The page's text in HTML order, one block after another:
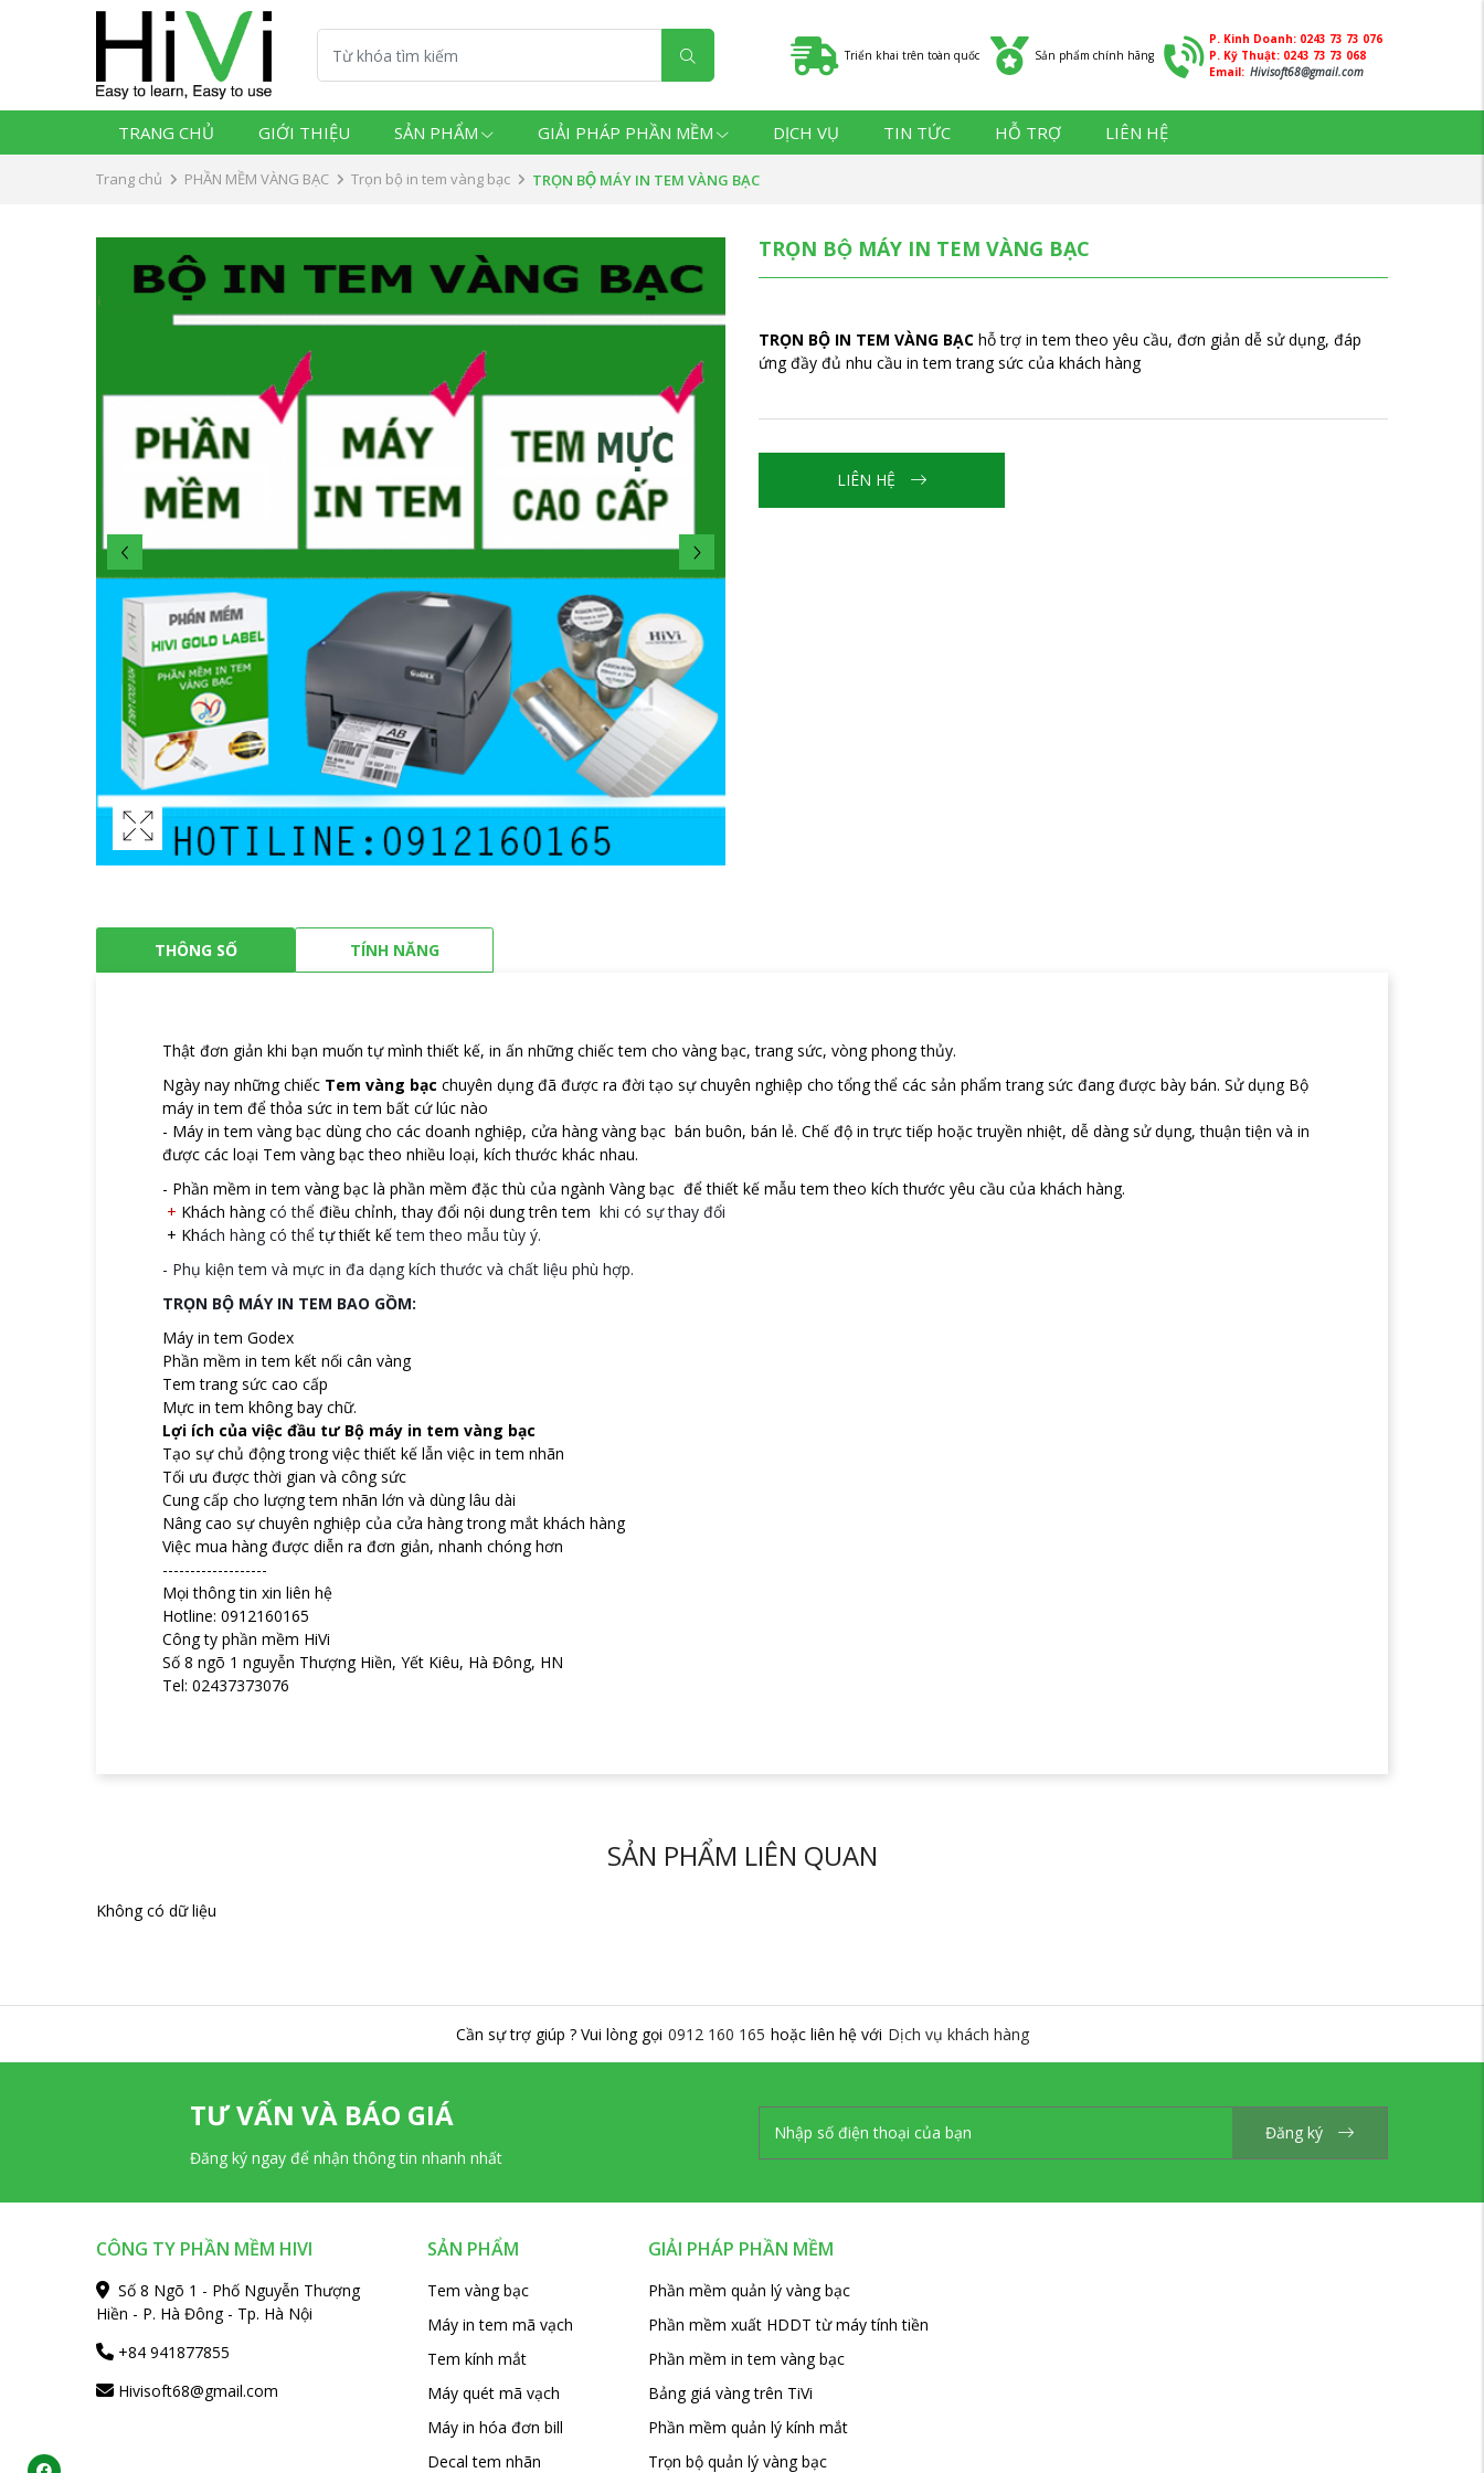
Triển khai trên toàn quốc Sản phẩm chính hãng
P. Kinh Doanh: 0243 73 73 076
P. Kỹ Thuật: 0243 73 73 068
Email: Hivisoft68@gmail.com
TRANG CHỦ GIỚI THIỆU SẢN PHẨM GIẢI PHÁP PHẦN MỀM DỊCH VỤ TIN TỨC HỖ TRỢ LIÊN HỆ
Trang chủ PHẦN MỀM VÀNG BẠC Trọn bộ in tem vàng bạc TRỌN BỘ MÁY IN TEM VÀNG BẠC
TRỌN BỘ MÁY IN TEM VÀNG BẠC
TRỌN BỘ IN TEM VÀNG BẠC hỗ trợ in tem theo yêu cầu, đơn giản dễ sử dụng, đáp
ứng đầy đủ nhu cầu in tem trang sức của khách hàng
LIÊN HỆ
THÔNG SỐ TÍNH NĂNG
Thật đơn giản khi bạn muốntự mình thiết kế, in ấn những chiếc tem cho vàng bạc, trang sức, vòng phong thủy.
Ngày nay những chiếc Tem vàng bạc chuyên dụng đã được ra đời tạo sự chuyên nghiệp cho tổng thể các sản phẩm trang sức đang được bày bán. Sử dụng Bộ
máy in tem để thỏa sức in tem bất cứ lúc nào
- Máy in tem vàng bạc dùng cho các doanh nghiệp, cửa hàng vàng bạc bán buôn, bán lẻ. Chế độ in trực tiếp hoặc truyền nhiệt, dễ dàngsử dụng, thuận tiện và in
được các loại Tem vàngbạctheo nhiều loại, kích thước khác nhau.
- Phần mềm in tem vàng bạc là phần mềm đặc thù của ngành Vàng bạc đểthiết kế mẫu tem theo kích thước yêu cầu của khách hàng.
+ Khách hàngcó thể điều chỉnh, thay đổi nội dung trên tem khi có sự thay đổi
+ Khách hàng có thểtự thiết kếtem theo mẫu tùy ý.
- Phụ kiện tem và mực in đa dạng kích thước và chất liệu phù hợp.
TRỌN BỘ MÁY IN TEM BAO GỒM:
Máy in tem Godex
Phần mềm in tem kết nối cân vàng
Tem trang sức cao cấp
Mực in tem không bay chữ.
Lợi ích của việc đầu tư Bộ máy in tem vàng bạc
Tạo sự chủ động trong việc thiết kế lẫn việc in tem nhãn
Tối ưu được thời gian và công sức
Cung cấp cho lượng tem nhãn lớn và dùng lâu dài
Nâng cao sự chuyên nghiệp của cửa hàng trong mắt khách hàng
Việc mua hàng được diễn ra đơn giản, nhanh chóng hơn
-------------------
Mọi thông tin xin liên hệ
Hotline: 0912160165
Công ty phần mềm HiVi
Số 8 ngõ 1 nguyễn Thượng Hiền, Yết Kiêu, Hà Đông, HN
Tel: 02437373076
SẢN PHẨM LIÊN QUAN
Không có dữ liệu
Cần sự trợ giúp ? Vui lòng gọi 0912 160 165 hoặc liên hệ với Dịch vụ khách hàng
TƯ VẤN VÀ BÁO GIÁ
Đăng ký ngay để nhận thông tin nhanh nhất
Đăng ký
CÔNG TY PHẦN MỀM HIVI
Số 8 Ngõ 1 - Phố Nguyễn Thượng
Hiền - P. Hà Đông - Tp. Hà Nội
+84 941877855
Hivisoft68@gmail.com
SẢN PHẨM
Tem vàng bạc
Máy in tem mã vạch
Tem kính mắt
Máy quét mã vạch
Máy in hóa đơn bill
Decal tem nhãn
GIẢI PHÁP PHẦN MỀM
Phần mềm quản lý vàng bạc
Phần mềm xuất HDDT từ máy tính tiền
Phần mềm in tem vàng bạc
Bảng giá vàng trên TiVi
Phần mềm quản lý kính mắt
Trọn bộ quản lý vàng bạc